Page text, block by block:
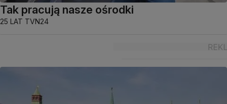
Tak pracują nasze ośrodki
25 LAT TVN24